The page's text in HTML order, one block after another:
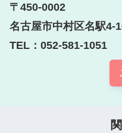
〒450-0002
名古屋市中村区名駅4-
TEL：052-581-1051